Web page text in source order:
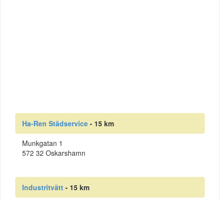
Ha-Ren Städservice - 15 km
Munkgatan 1
572 32 Oskarshamn
Industritvätt - 15 km